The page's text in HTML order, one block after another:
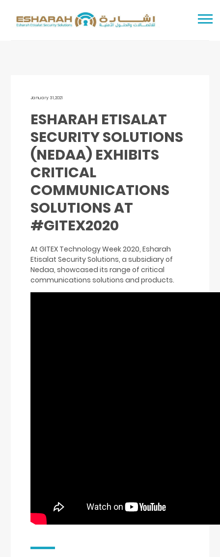
January 31,2021
ESHARAH ETISALAT
SECURITY SOLUTIONS
(NEDAA) EXHIBITS
CRITICAL
COMMUNICATIONS
SOLUTIONS AT
#GITEX2020
At GITEX Technology Week 2020, Esharah
Etisalat Security Solutions, a subsidiary of
Nedaa, showcased its range of critical
communications solutions and products.